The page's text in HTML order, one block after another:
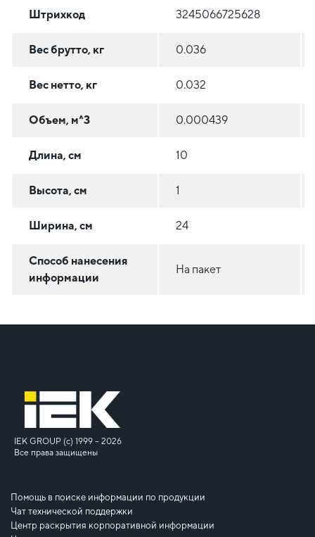
Штрихкод 3245066725628
Вес брутто, кг 0.036
Вес нетто, кг 0.032
Объем, м^3 0.000439
Длина, см 10
Высота, см 1
Ширина, см 24
Способ нанесения
информации
На пакет
IEK GROUP (c) 1999 – 2026
Все права защищены
Помощь в поиске информации по продукции
Чат технической поддержки
Центр раскрытия корпоративной информации